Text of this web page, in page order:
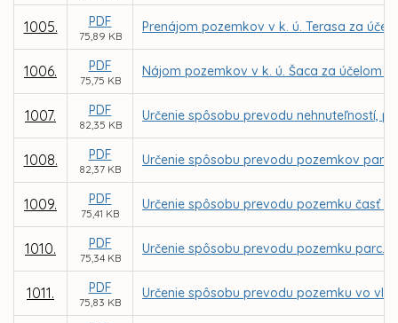
1005. PDF
75,89 KB
Prenájom pozemkov v k. ú. Terasa za
1006. PDF
75,75 KB
Nájom pozemkov v k. ú. Šaca za účelom
1007. PDF
82,35 KB
Určenie spôsobu prevodu nehnuteľností,
1008. PDF
82,37 KB
Určenie spôsobu prevodu pozemkov
1009. PDF
75,41 KB
Určenie spôsobu prevodu pozemku časť
1010. PDF
75,34 KB
Určenie spôsobu prevodu pozemku parc.
1011. PDF
75,83 KB
Určenie spôsobu prevodu pozemku vo